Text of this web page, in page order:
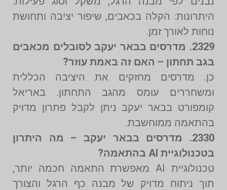
היתרונות: הקלה בכאבים, שיפור יציבה ותחושת
נוחות לאורך זמן.
2329. מדרסים בבאר יעקב לסובלים מכאבים
בגב תחתון – האם זה באמת עוזר?
כן. מדרסים מחזקים את היציבה הכללית
ומשחררים עומס מהגב התחתון. באריאל
קומפורט בבאר יעקב ניתן לקבל פתרון מדויק
בהתאמה ממוחשבת.
2330. מדרסים בבאר יעקב – מה היתרון
בטכנולוגיית AI בהתאמה?
טכנולוגיית AI מאפשרת התאמה חכמה יותר,
תוך ניתוח מדויק של מבנה כף הרגל והצורך